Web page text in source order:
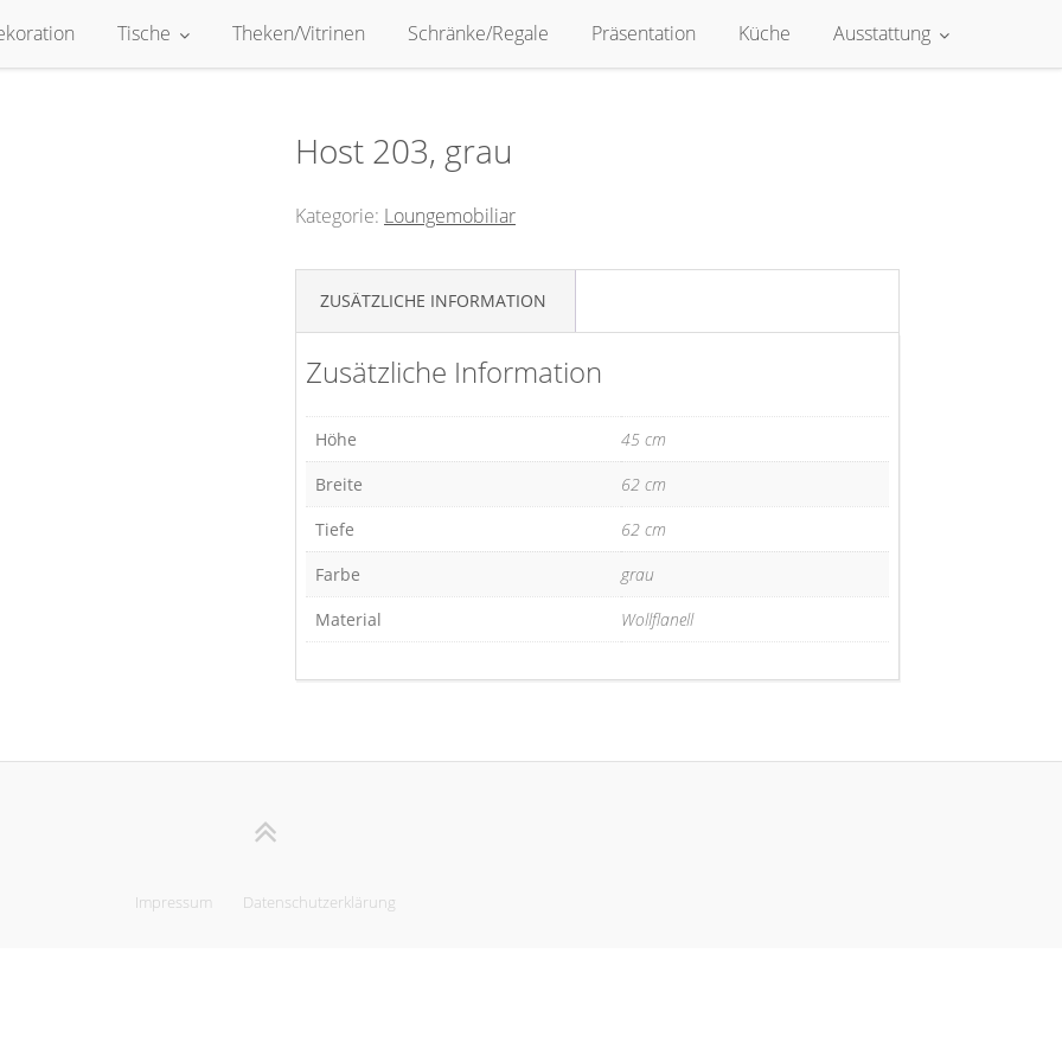
Tische Theken/Vitrinen Schränke/Regale Präsentation Küche Ausstattung
Host 203, grau
Kategorie: Loungemobiliar
ZUSÄTZLICHE INFORMATION
Zusätzliche Information
Höhe
45 cm
Breite
62 cm
Tiefe
62 cm
Farbe
grau
Material
Wollflanell
Impressum Datenschutzerklärung